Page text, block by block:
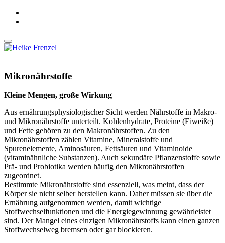
Mikronährstoffe
Kleine Mengen, große Wirkung
Aus ernährungsphysiologischer Sicht werden Nährstoffe in Makro-
und Mikronährstoffe unterteilt. Kohlenhydrate, Proteine (Eiweiße)
und Fette gehören zu den Makronährstoffen. Zu den
Mikronährstoffen zählen Vitamine, Mineralstoffe und
Spurenelemente, Aminosäuren, Fettsäuren und Vitaminoide
(vitaminähnliche Substanzen). Auch sekundäre Pflanzenstoffe sowie
Prä- und Probiotika werden häufig den Mikronährstoffen
zugeordnet.
Bestimmte Mikronährstoffe sind essenziell, was meint, dass der
Körper sie nicht selber herstellen kann. Daher müssen sie über die
Ernährung aufgenommen werden, damit wichtige
Stoffwechselfunktionen und die Energiegewinnung gewährleistet
sind. Der Mangel eines einzigen Mikronährstoffs kann einen ganzen
Stoffwechselweg bremsen oder gar blockieren.